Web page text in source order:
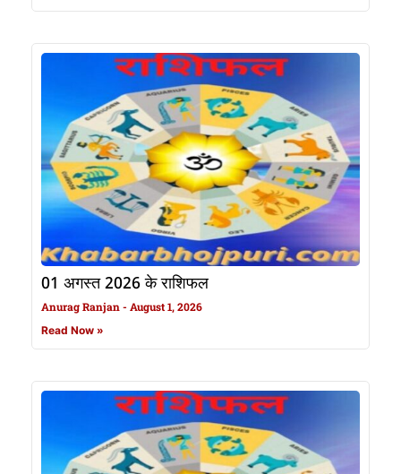
01 अगस्त 2026 के राशिफल
Anurag Ranjan August 1, 2026
Read Now »